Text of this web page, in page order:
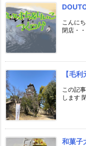
こんに
閉店・
【毛
この記
します
和菓子